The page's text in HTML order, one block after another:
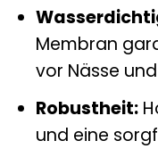
Membran
vor Nässe
Robustheit:
und eine